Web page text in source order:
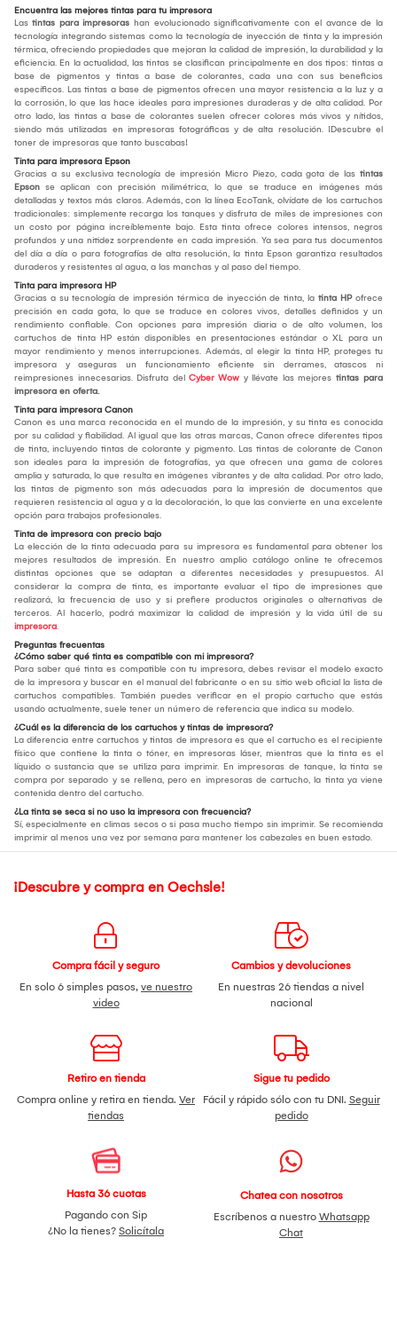
Encuentra las mejores tintas para tu impresora
Las tintas para impresoras han evolucionado significativamente con el avance de la
tecnología integrando sistemas como la tecnología de inyección de tinta y la impresión
térmica, ofreciendo propiedades que mejoran la calidad de impresión, la durabilidad y la
eficiencia. En la actualidad, las tintas se clasifican principalmente en dos tipos: tintas a
base de pigmentos y tintas a base de colorantes, cada una con sus beneficios
específicos. Las tintas a base de pigmentos ofrecen una mayor resistencia a la luz y a
la corrosión, lo que las hace ideales para impresiones duraderas y de alta calidad. Por
otro lado, las tintas a base de colorantes suelen ofrecer colores más vivos y nítidos,
siendo más utilizadas en impresoras fotográficas y de alta resolución. ¡Descubre el
toner de impresoras que tanto buscabas!
Tinta para impresora Epson
Gracias a su exclusiva tecnología de impresión Micro Piezo, cada gota de las tintas
Epson se aplican con precisión milimétrica, lo que se traduce en imágenes más
detalladas y textos más claros. Además, con la línea EcoTank, olvídate de los cartuchos
tradicionales: simplemente recarga los tanques y disfruta de miles de impresiones con
un costo por página increíblemente bajo. Esta tinta ofrece colores intensos, negros
profundos y una nitidez sorprendente en cada impresión. Ya sea para tus documentos
del día a día o para fotografías de alta resolución, la tinta Epson garantiza resultados
duraderos y resistentes al agua, a las manchas y al paso del tiempo.
Tinta para impresora HP
Gracias a su tecnología de impresión térmica de inyección de tinta, la tinta HPofrece
precisión en cada gota, lo que se traduce en colores vivos, detalles definidos y un
rendimiento confiable. Con opciones para impresión diaria o de alto volumen, los
cartuchos de tinta HP están disponibles en presentaciones estándar o XL para un
mayor rendimiento y menos interrupciones. Además, al elegir la tinta HP, proteges tu
impresora y aseguras un funcionamiento eficiente sin derrames, atascos ni
reimpresiones innecesarias. Disfruta del Cyber Wow y llévate las mejores tintas para
impresora en oferta.
Tinta para impresora Canon
Canon es una marca reconocida en el mundo de la impresión, y su tinta es conocida
por su calidad y fiabilidad. Al igual que las otras marcas, Canon ofrece diferentes tipos
de tinta, incluyendo tintas de colorante y pigmento. Las tintas de colorante de Canon
son ideales para la impresión de fotografías, ya que ofrecen una gama de colores
amplia y saturada, lo que resulta en imágenes vibrantes y de alta calidad. Por otro lado,
las tintas de pigmento son más adecuadas para la impresión de documentos que
requieren resistencia al agua y a la decoloración, lo que las convierte en una excelente
opción para trabajos profesionales.
Tinta de impresora con precio bajo
La elección de la tinta adecuada para su impresora es fundamental para obtener los
mejores resultados de impresión. En nuestro amplio catálogo online te ofrecemos
distintas opciones que se adaptan a diferentes necesidades y presupuestos. Al
considerar la compra de tinta, es importante evaluar el tipo de impresiones que
realizará, la frecuencia de uso y si prefiere productos originales o alternativas de
terceros. Al hacerlo, podrá maximizar la calidad de impresión y la vida útil de su
impresora.
Preguntas frecuentas
¿Cómo saber qué tinta es compatible con mi impresora?
Para saber qué tinta es compatible con tu impresora, debes revisar el modelo exacto
de la impresora y buscar en el manual del fabricante o en su sitio web oficial la lista de
cartuchos compatibles. También puedes verificar en el propio cartucho que estás
usando actualmente, suele tener un número de referencia que indica su modelo.
¿Cuál es la diferencia de los cartuchos y tintas de impresora?
La diferencia entre cartuchos y tintas de impresora es que el cartucho es el recipiente
físico que contiene la tinta o tóner, en impresoras láser, mientras que la tinta es el
líquido o sustancia que se utiliza para imprimir. En impresoras de tanque, la tinta se
compra por separado y se rellena, pero en impresoras de cartucho, la tinta ya viene
contenida dentro del cartucho.
¿La tinta se seca si no uso la impresora con frecuencia?
Sí, especialmente en climas secos o si pasa mucho tiempo sin imprimir. Se recomienda
imprimir al menos una vez por semana para mantener los cabezales en buen estado.
¡Descubre y compra en Oechsle!
Compra fácil y seguro
En solo 6 simples pasos, ve nuestro
video
Cambios y devoluciones
En nuestras 26 tiendas a nivel
nacional
Retiro en tienda
Compra online y retira en tienda. Ver
tiendas
Sigue tu pedido
Fácil y rápido sólo con tu DNI. Seguir
pedido
Hasta 36 cuotas
Pagando con Sip
¿No la tienes? Solicítala
Chatea con nosotros
Escríbenos a nuestro Whatsapp
Chat